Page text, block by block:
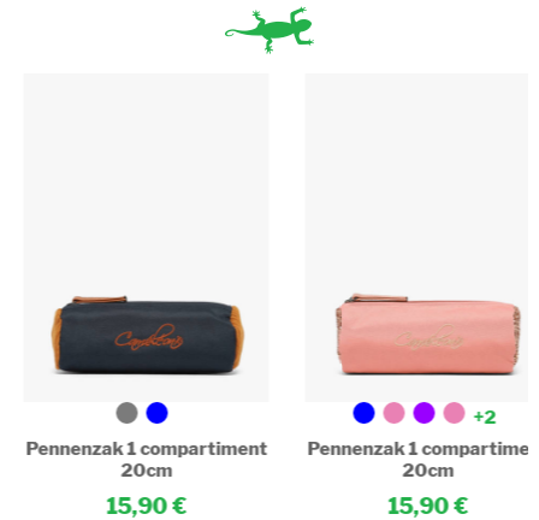
Pennenzak 1 compartiment
20cm
15,90
+2
Pennenzak 1
20cm
15,90